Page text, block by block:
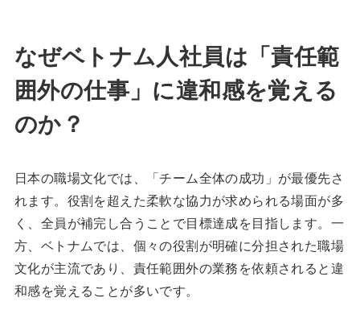
なぜベトナム人社員は「責任範
囲外の仕事」に違和感を覚える
のか？
日本の職場文化では、「チーム全体の成功」が最優先さ
れます。役割を超えた柔軟な協力が求められる場面が多
く、全員が補完し合うことで目標達成を目指します。一
方、ベトナムでは、個々の役割が明確に分担された職場
文化が主流であり、責任範囲外の業務を依頼されると違
和感を覚えることが多いです。